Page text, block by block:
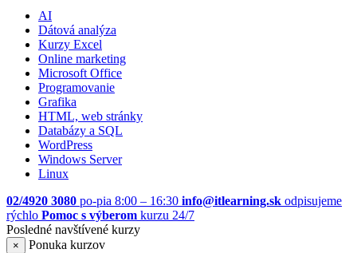
AI
Dátová analýza
Kurzy Excel
Online marketing
Microsoft Office
Programovanie
Grafika
HTML, web stránky
Databázy a SQL
WordPress
Windows Server
Linux
02/4920 3080 po-pia 8:00 – 16:30 info@itlearning.sk odpisujeme
rýchlo Pomoc s výberom kurzu 24/7
Posledné navštívené kurzy
×
Ponuka kurzov